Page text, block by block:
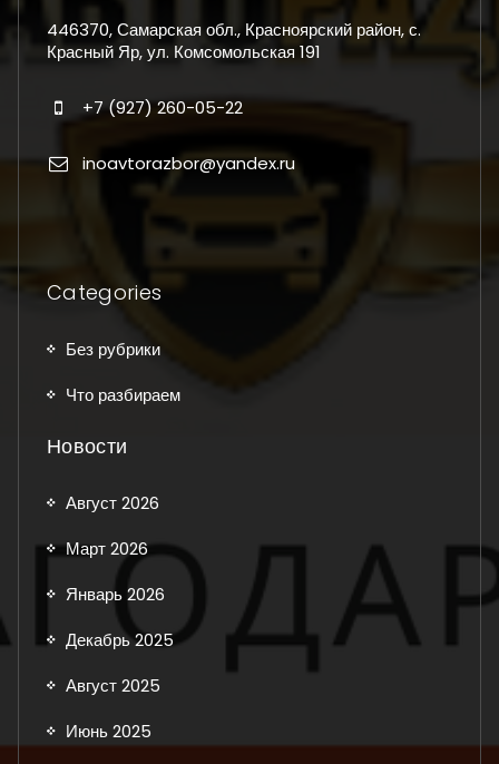
446370, Самарская обл., Красноярский район, с.
Красный Яр, ул. Комсомольская 191
+7 (927) 260-05-22
inoavtorazbor@yandex.ru
Categories
Без рубрики
Что разбираем
Новости
Август 2026
Март 2026
Январь 2026
Декабрь 2025
Август 2025
Июнь 2025